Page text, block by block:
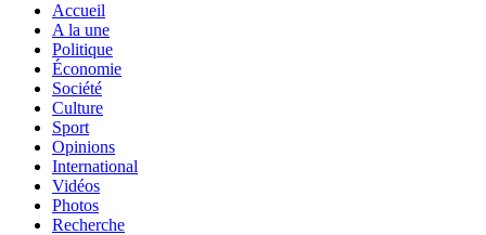
Accueil
A la une
Politique
Économie
Société
Culture
Sport
Opinions
International
Vidéos
Photos
Recherche